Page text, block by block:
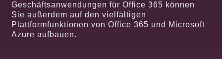
Geschäftsanwendungen für Office 365 können
Sie außerdem auf den vielfältigen
Plattformfunktionen von Office 365 und Microsoft
Azure aufbauen.